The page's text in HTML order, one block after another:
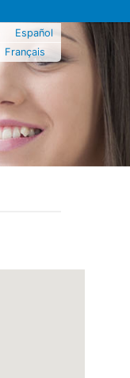
Español
Français